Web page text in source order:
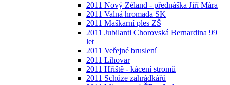
2011 Nový Zéland - přednáška Jiří Mára
2011 Valná hromada SK
2011 Maškarní ples ZŠ
2011 Jubilanti Chorovská Bernardina 99
let
2011 Veřejné bruslení
2011 Lihovar
2011 Hřiště - kácení stromů
2011 Schůze zahrádkářů